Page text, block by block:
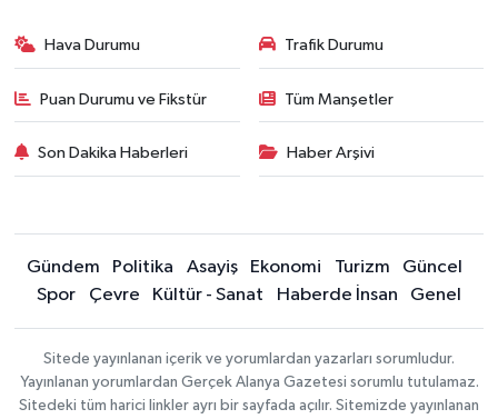
Hava Durumu Trafik Durumu
Puan Durumu ve Fikstür Tüm Manşetler
Son Dakika Haberleri Haber Arşivi
Gündem Politika Asayiş Ekonomi Turizm
Güncel
Spor
Çevre Kültür - Sanat Haberde İnsan Genel
Sitede yayınlanan içerik ve yorumlardan yazarları sorumludur.
Yayınlanan yorumlardan Gerçek Alanya Gazetesi sorumlu tutulamaz.
Sitedeki tüm harici linkler ayrı bir sayfada açılır. Sitemizde yayınlanan